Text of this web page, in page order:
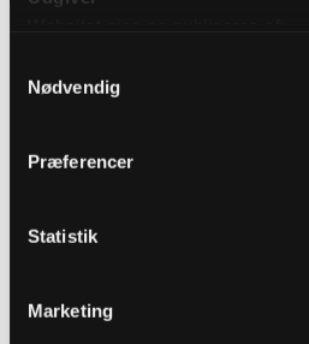
DRIVR
Nødvendig
Præferencer
Statistik
Marketing